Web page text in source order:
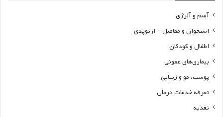
آسم و آلرژی
استخوان و مفاصل – ارتوپدی
اطفال و کودکان
بیماری‌های عفونی
پوست، مو و زیبایی
تعرفه خدمات درمان
تغذیه